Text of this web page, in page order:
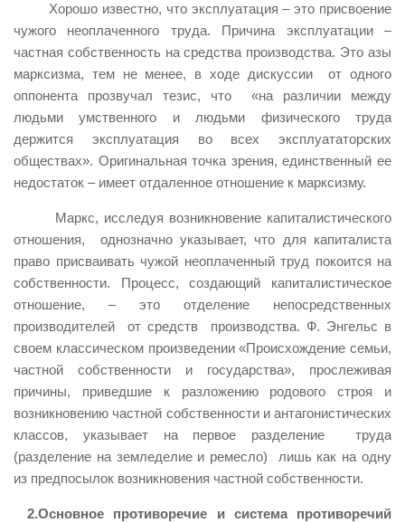
Хорошо известно, что эксплуатация – это присвоение
чужого неоплаченного труда. Причина эксплуатации –
частная собственность на средства производства. Это азы
марксизма, тем не менее, в ходе дискуссии от одного
оппонента прозвучал тезис, что «на различии между
людьми умственного и людьми физического труда
держится эксплуатация во всех эксплуататорских
обществах». Оригинальная точка зрения, единственный ее
недостаток – имеет отдаленное отношение к марксизму.
Маркс, исследуя возникновение капиталистического
отношения, однозначно указывает, что для капиталиста
право присваивать чужой неоплаченный труд покоится на
собственности. Процесс, создающий капиталистическое
отношение, – это отделение непосредственных
производителей от средств производства. Ф. Энгельс в
своем классическом произведении «Происхождение семьи,
частной собственности и государства», прослеживая
причины, приведшие к разложению родового строя и
возникновению частной собственности и антагонистических
классов, указывает на первое разделение труда
(разделение на земледелие и ремесло) лишь как на одну
из предпосылок возникновения частной собственности.
2.Основное противоречие и система противоречий